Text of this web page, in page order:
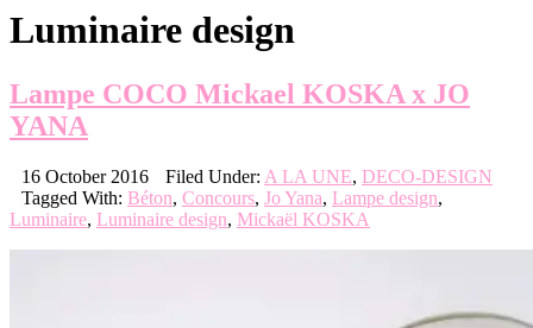
Luminaire design
Lampe COCO Mickael KOSKA x JO
YANA
16 October 2016 Filed Under: A LA UNE, DECO-DESIGN
Tagged With: Béton, Concours, Jo Yana, Lampe design,
Luminaire, Luminaire design, Mickaël KOSKA